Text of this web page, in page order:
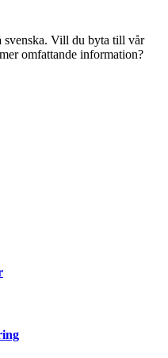
svenska. Vill du byta till vår
omfattande information?